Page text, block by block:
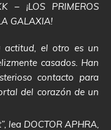
– ¡LOS PRIMEROS
GALAXIA!
actitud, el otro es un
casados. Han
contacto para
del corazón de un
lea DOCTOR APHRA,